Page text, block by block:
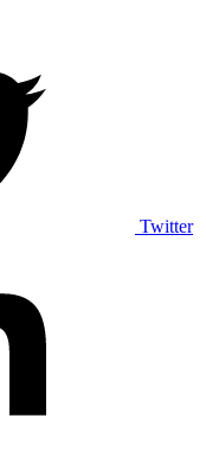
Twitter